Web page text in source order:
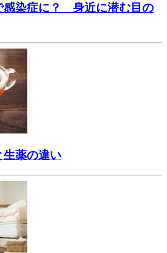
感染症に？ 身近に潜む目の
薬の違い